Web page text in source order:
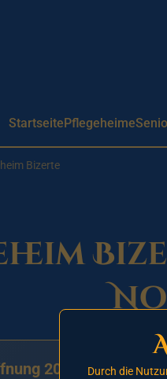
StartseitePflegeheime
Bizerte
2026 Durch die